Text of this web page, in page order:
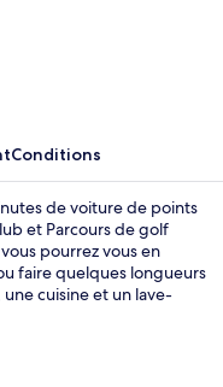
Conditions
de voiture de points
et Parcours de golf
pourrez vous en
faire quelques longueurs
cuisine et un lave-